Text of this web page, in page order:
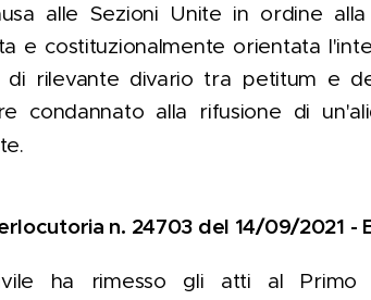
alle Sezioni Unite in ordine
e costituzionalmente orientata
di rilevante divario tra petitum e
condannato alla rifusione di
n. 24703 del 14/09/2021 -
ha rimesso gli atti al Primo